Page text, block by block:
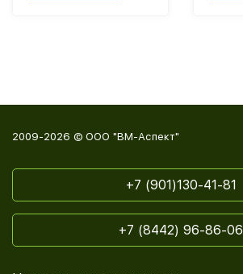
2009-2026 © ООО "ВМ-Аспект"
+7 (901)130-41-81
+7 (8442) 96-86-06